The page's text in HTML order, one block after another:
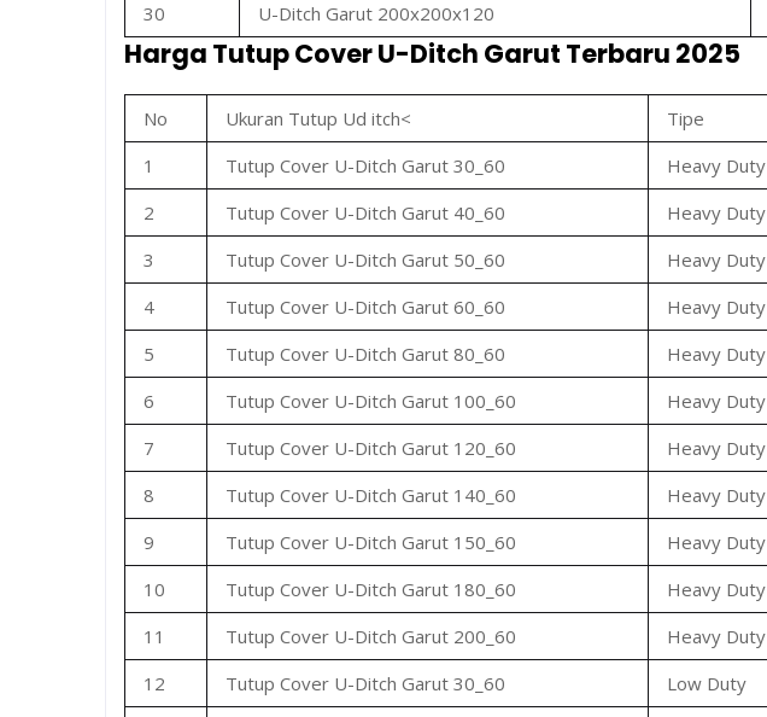
30
U-Ditch Garut 200x200x120
Harga Tutup Cover U-Ditch Garut Terbaru 2025
No Ukuran Tutup Ud itch< Tipe
1
Tutup Cover U-Ditch Garut 30_60 Heavy Duty
2
Tutup Cover U-Ditch Garut 40_60 Heavy Duty
3
Tutup Cover U-Ditch Garut 50_60 Heavy Duty
4
Tutup Cover U-Ditch Garut 60_60 Heavy Duty
5
Tutup Cover U-Ditch Garut 80_60 Heavy Duty
6
Tutup Cover U-Ditch Garut 100_60 Heavy Duty
7
Tutup Cover U-Ditch Garut 120_60 Heavy Duty
8
Tutup Cover U-Ditch Garut 140_60 Heavy Duty
9
Tutup Cover U-Ditch Garut 150_60 Heavy Duty
10
Tutup Cover U-Ditch Garut 180_60 Heavy Duty
11
Tutup Cover U-Ditch Garut 200_60 Heavy Duty
12
Tutup Cover U-Ditch Garut 30_60 Low Duty